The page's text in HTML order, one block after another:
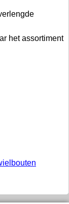
het assortiment